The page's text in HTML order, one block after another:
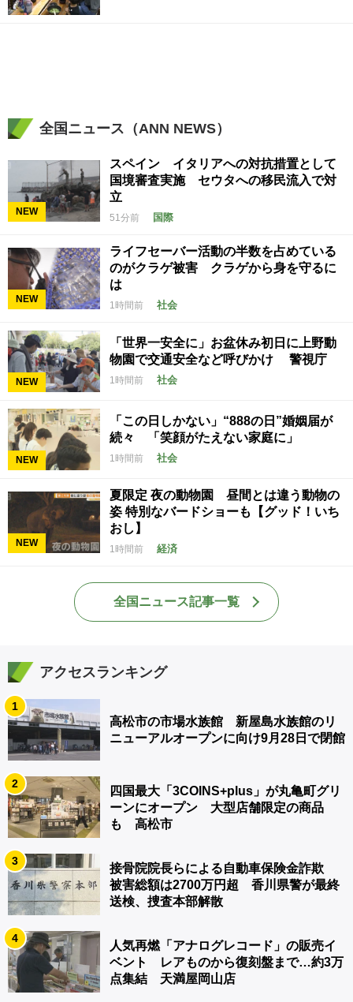
全国ニュース（ANN NEWS）
NEW
スペイン イタリアへの対抗措置として
国境審査実施 セウタへの移民流入で対
立
51分前 国際
NEW
ライフセーバー活動の半数を占めている
のがクラゲ被害 クラゲから身を守るに
は
1時間前 社会
NEW
「世界一安全に」お盆休み初日に上野動
物園で交通安全など呼びかけ 警視庁
1時間前 社会
NEW
「この日しかない」“888の日”婚姻届が
続々 「笑顔がたえない家庭に」
1時間前 社会
NEW
夏限定 夜の動物園 昼間とは違う動物の
姿 特別なバードショーも【グッド！いち
おし】
1時間前 経済
全国ニュース記事一覧
アクセスランキング
1
高松市の市場水族館 新屋島水族館のリ
ニューアルオープンに向け9月28日で閉館
2
四国最大「3COINS+plus」が丸亀町グリ
ーンにオープン 大型店舗限定の商品
も 高松市
3
接骨院院長らによる自動車保険金詐欺
被害総額は2700万円超 香川県警が最終
送検、捜査本部解散
4
人気再燃「アナログレコード」の販売イ
ベント レアものから復刻盤まで…約3万
点集結 天満屋岡山店